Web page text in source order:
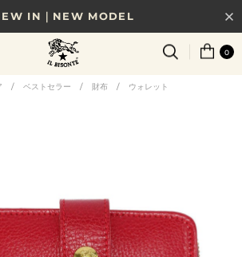
IN｜NEW MODEL
まで｜税込11,000円以上で送料無料
ンから選べる、新しいギフトガイド
0
/ ベストセラー / 財布 / ウォレット